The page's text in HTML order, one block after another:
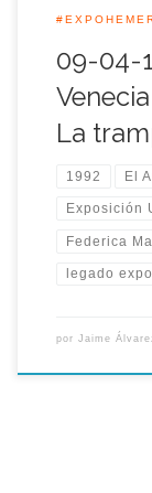
09-04-
La
1992 El
Exposición
Federica
legado expo
por Jaime